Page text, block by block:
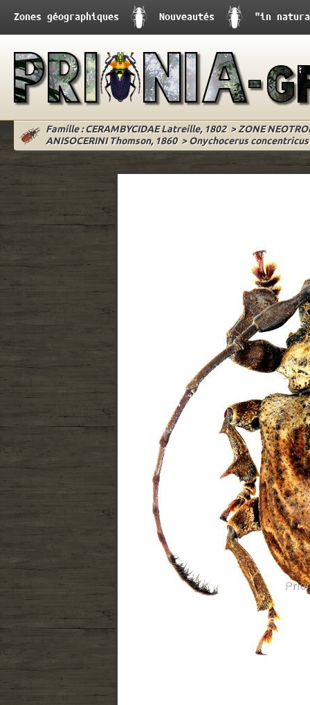
Zones géographiques Nouveautés "in
Famille : CERAMBYCIDAE Latreille, 1802>ZONE
ANISOCERINI Thomson, 1860>Onychocerus